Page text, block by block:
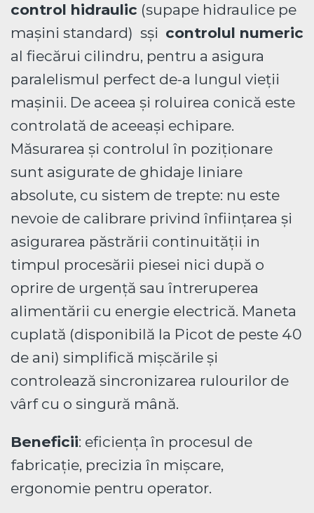
control hidraulic (supape hidraulice pe
mașini standard) sși controlul numeric
al fiecărui cilindru, pentru a asigura
paralelismul perfect de-a lungul vieții
mașinii. De aceea și roluirea conică este
controlată de aceeași echipare.
Măsurarea și controlul în poziționare
sunt asigurate de ghidaje liniare
absolute, cu sistem de trepte: nu este
nevoie de calibrare privind înființarea și
asigurarea păstrării continuității in
timpul procesării piesei nici după o
oprire de urgență sau întreruperea
alimentării cu energie electrică. Maneta
cuplată (disponibilă la Picot de peste 40
de ani) simplifică mișcările și
controlează sincronizarea rulourilor de
vârf cu o singură mână.
Beneficii: eficiența în procesul de
fabricație, precizia în mișcare,
ergonomie pentru operator.